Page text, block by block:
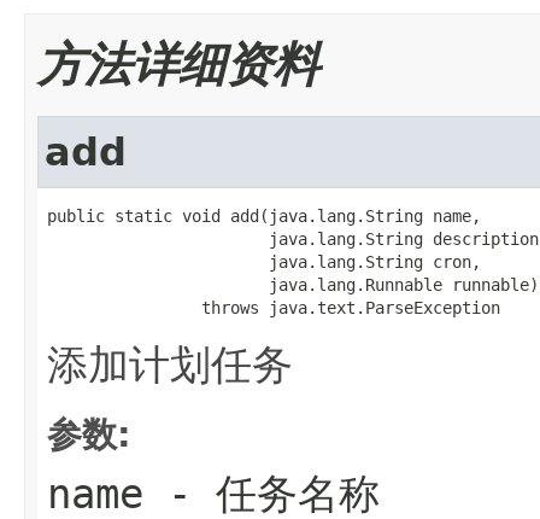
方法详细资料
add
public static void add(java.lang.String name,
java.lang.String
                       java.lang.String cron,
                       java.lang.Runnable runnable)
                throws java.text.ParseException
添加计划任务
参数:
name - 任务名称